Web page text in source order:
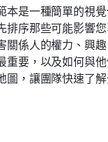
本是一種簡單的視
排序那些可能影響您
關係人的權力、興
重要，以及如何與
圖，讓團隊快速了